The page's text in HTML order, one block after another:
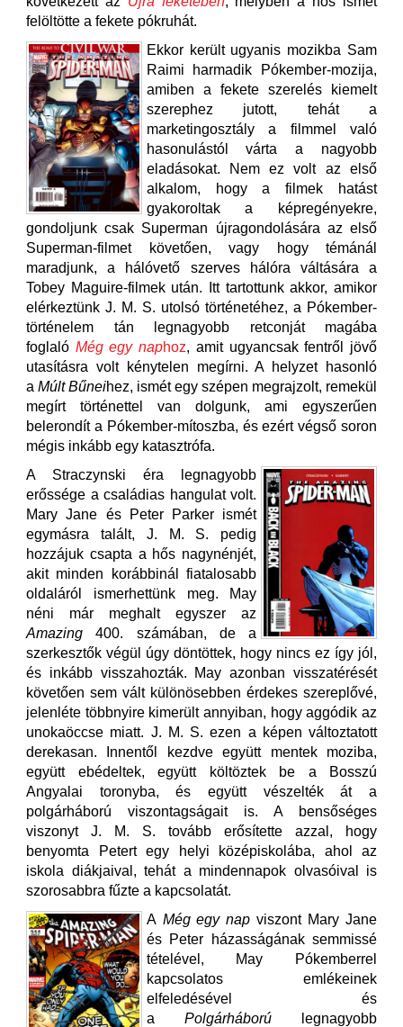
felöltötte a fekete pókruhát.
Ekkor került ugyanis mozikba Sam
Raimi harmadik Pókember-mozija,
amiben a fekete szerelés kiemelt
szerephez jutott, tehát a
marketingosztály a filmmel való
hasonulástól várta a nagyobb
eladásokat. Nem ez volt az első
alkalom, hogy a filmek hatást
gyakoroltak a képregényekre,
gondoljunk csak Superman újragondolására az első
Superman-filmet követően, vagy hogy témánál
maradjunk, a hálóvető szerves hálóra váltására a
Tobey Maguire-filmek után. Itt tartottunk akkor, amikor
elérkeztünk J. M. S. utolsó történetéhez, a Pókember-
történelem tán legnagyobb retconját magába
foglaló Még egy naphoz, amit ugyancsak fentről jövő
utasításra volt kénytelen megírni. A helyzet hasonló
a Múlt Bűneihez, ismét egy szépen megrajzolt, remekül
megírt történettel van dolgunk, ami egyszerűen
belerondít a Pókember-mítoszba, és ezért végső soron
mégis inkább egy katasztrófa.
A Straczynski éra legnagyobb
erőssége a családias hangulat volt.
Mary Jane és Peter Parker ismét
egymásra talált, J. M. S. pedig
hozzájuk csapta a hős nagynénjét,
akit minden korábbinál fiatalosabb
oldaláról ismerhettünk meg. May
néni már meghalt egyszer az
Amazing400. számában, de a
szerkesztők végül úgy döntöttek, hogy nincs ez így jól,
és inkább visszahozták. May azonban visszatérését
követően sem vált különösebben érdekes szereplővé,
jelenléte többnyire kimerült annyiban, hogy aggódik az
unokaöccse miatt. J. M. S. ezen a képen változtatott
derekasan. Innentől kezdve együtt mentek moziba,
együtt ebédeltek, együtt költöztek be a Bosszú
Angyalai toronyba, és együtt vészelték át a
polgárháború viszontagságait is. A bensőséges
viszonyt J. M. S. tovább erősítette azzal, hogy
benyomta Petert egy helyi középiskolába, ahol az
iskola diákjaival, tehát a mindennapok olvasóival is
szorosabbra fűzte a kapcsolatát.
A Még egy napviszont Mary Jane
és Peter házasságának semmissé
tételével, May Pókemberrel
kapcsolatos emlékeinek
elfeledésével és
a Polgárháborúlegnagyobb